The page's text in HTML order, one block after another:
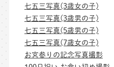
七五三写真(3歳女の子)
七五三写真(3歳男の子)
七五三写真(5歳男の子)
七五三写真(7歳女の子)
お宮参りの記念写真撮影